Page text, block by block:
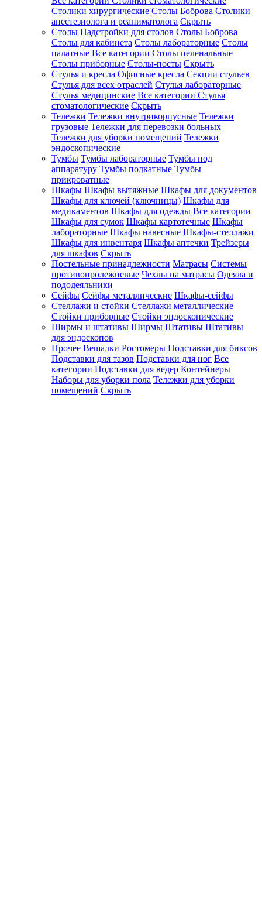
Столики хирургические Столы Боброва Столики
анестезиолога и реаниматолога Скрыть
Столы Надстройки для столов Столы Боброва
Столы для кабинета Столы лабораторные Столы
палатные Все категории Столы пеленальные
Столы приборные Столы-посты Скрыть
Стулья и кресла Офисные кресла Секции стульев
Стулья для всех отраслей Стулья лабораторные
Стулья медицинские Все категории Стулья
стоматологические Скрыть
Тележки Тележки внутрикорпусные Тележки
грузовые Тележки для перевозки больных
Тележки для уборки помещений Тележки
эндоскопические
Тумбы Тумбы лабораторные Тумбы под
аппаратуру Тумбы подкатные Тумбы
прикроватные
Шкафы Шкафы вытяжные Шкафы для документов
Шкафы для ключей (ключницы) Шкафы для
медикаментов Шкафы для одежды Все категории
Шкафы для сумок Шкафы картотечные Шкафы
лабораторные Шкафы навесные Шкафы-стеллажи
Шкафы для инвентаря Шкафы аптечки Трейзеры
для шкафов Скрыть
Постельные принадлежности Матрасы Системы
противопролежневые Чехлы на матрасы Одеяла и
пододеяльники
Сейфы Сейфы металлические Шкафы-сейфы
Стеллажи и стойки Стеллажи металлические
Стойки приборные Стойки эндоскопические
Ширмы и штативы Ширмы Штативы Штативы
для эндоскопов
Прочее Вешалки Ростомеры Подставки для биксов
Подставки для тазов Подставки для ног Все
категории Подставки для ведер Контейнеры
Наборы для уборки пола Тележки для уборки
помещений Скрыть